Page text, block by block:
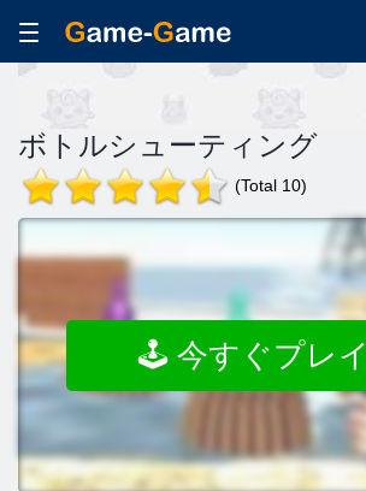
ボトルシューティング
(Total 10)
🕹️ 今すぐプレイ